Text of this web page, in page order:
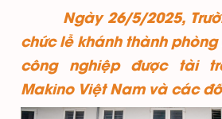
Ngày 26/5/2025,
chức lễ khánh thành phòng
công nghiệp được tài
Makino Việt Nam và các